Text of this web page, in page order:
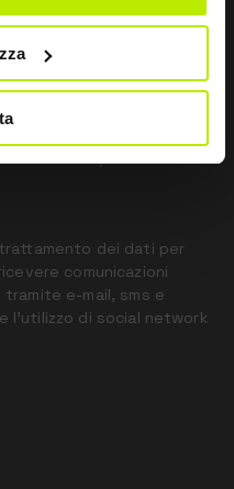
UE 679/16.
dei dati per
comunicazioni
tramite e-mail, sms e
l’utilizzo di social network